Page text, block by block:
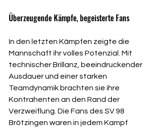
Überzeugende Kämpfe, begeisterte Fans
In den letzten Kämpfen zeigte die
Mannschaft ihr volles Potenzial. Mit
technischer Brillanz, beeindruckender
Ausdauer und einer starken
Teamdynamik brachten sie ihre
Kontrahenten an den Rand der
Verzweiflung. Die Fans des SV 98
Brötzingen waren in jedem Kampf